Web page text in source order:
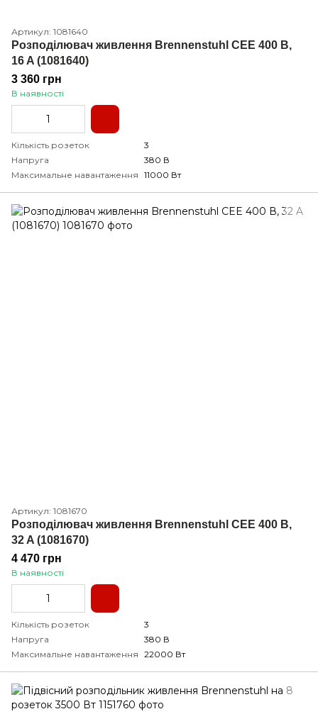
Артикул: 1081640
Розподілювач живлення Brennenstuhl CEE 400 В,
16 A (1081640)
3 360 грн
В наявності
Кількість розеток
3
Напруга
380 В
Максимальне навантаження 11000 Вт
Артикул: 1081670
Розподілювач живлення Brennenstuhl CEE 400 В,
32 A (1081670)
4 470 грн
В наявності
Кількість розеток
3
Напруга
380 В
Максимальне навантаження 22000 Вт